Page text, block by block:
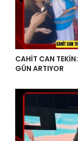
CAHİT CAN TEKİN:
GÜN ARTIYOR